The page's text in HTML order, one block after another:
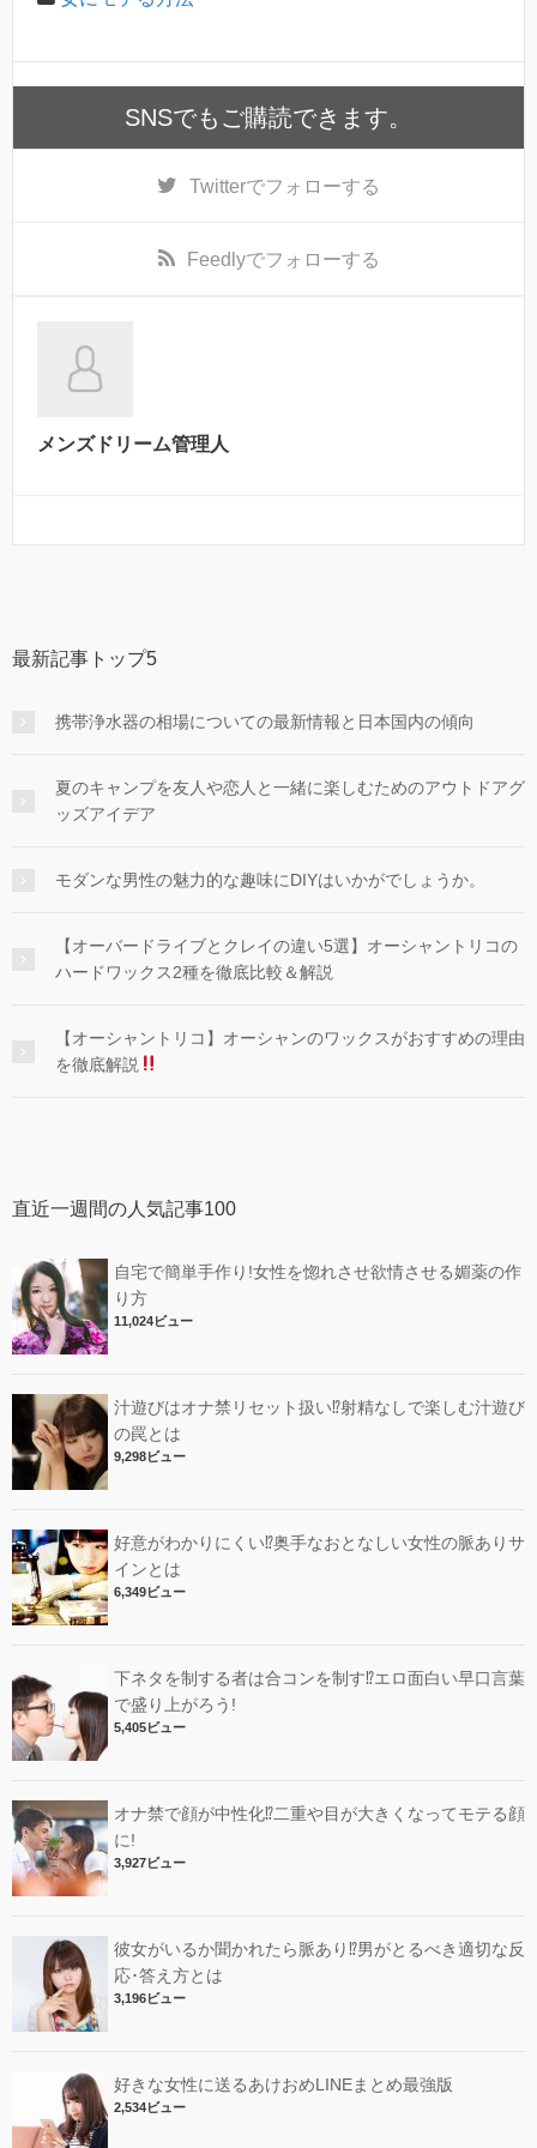
SNSでもご購読できます。
Twitterでフォローする
Feedlyでフォローする
メンズドリーム管理人
最新記事トップ5
携帯浄水器の相場についての最新情報と日本国内の傾向
夏のキャンプを友人や恋人と一緒に楽しむためのアウトドアグ
ッズアイデア
モダンな男性の魅力的な趣味にDIYはいかがでしょうか。
【オーバードライブとクレイの違い5選】オーシャントリコの
ハードワックス2種を徹底比較＆解説
【オーシャントリコ】オーシャンのワックスがおすすめの理由
を徹底解説
直近一週間の人気記事100
自宅で簡単手作り!女性を惚れさせ欲情させる媚薬の作
り方
11,024ビュー
汁遊びはオナ禁リセット扱い⁉︎射精なしで楽しむ汁遊び
の罠とは
9,298ビュー
好意がわかりにくい⁉︎奥手なおとなしい女性の脈ありサ
インとは
6,349ビュー
下ネタを制する者は合コンを制す⁉︎エロ面白い早口言葉
で盛り上がろう!
5,405ビュー
オナ禁で顔が中性化⁉︎二重や目が大きくなってモテる顔
に!
3,927ビュー
彼女がいるか聞かれたら脈あり⁉︎男がとるべき適切な反
応･答え方とは
3,196ビュー
好きな女性に送るあけおめLINEまとめ最強版
2,534ビュー